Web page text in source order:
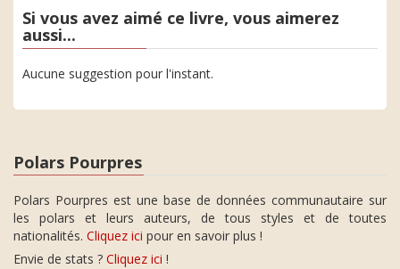
Si vous avez aimé ce livre, vous aimerez
aussi...
Aucune suggestion pour l'instant.
Polars Pourpres
Polars Pourpres est une base de données communautaire sur
les polars et leurs auteurs, de tous styles et de toutes
nationalités. Cliquez ici pour en savoir plus !
Envie de stats ? Cliquez ici !